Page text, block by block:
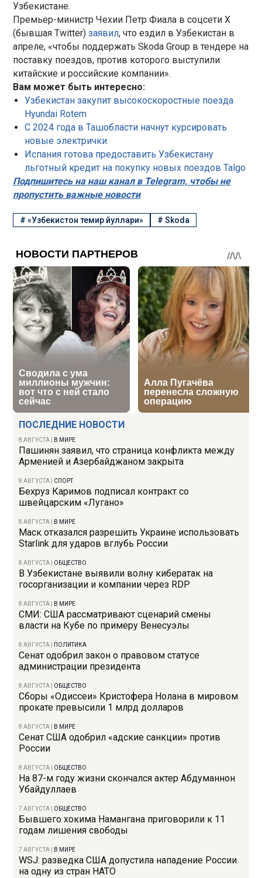
ПОСЛЕДНИЕ НОВОСТИ
8 АВГУСТА В МИРЕ
Пашинян заявил, что страница конфликта между
Арменией и Азербайджаном закрыта
8 АВГУСТА СПОРТ
Бехруз Каримов подписал контракт со
швейцарским «Лугано»
8 АВГУСТА В МИРЕ
Маск отказался разрешить Украине использовать
Starlink для ударов вглубь России
8 АВГУСТА ОБЩЕСТВО
В Узбекистане выявили волну кибератак на
госорганизации и компании через RDP
8 АВГУСТА В МИРЕ
СМИ: США рассматривают сценарий смены
власти на Кубе по примеру Венесуэлы
8 АВГУСТА ПОЛИТИКА
Сенат одобрил закон о правовом статусе
администрации президента
8 АВГУСТА ОБЩЕСТВО
Сборы «Одиссеи» Кристофера Нолана в мировом
прокате превысили 1 млрд долларов
8 АВГУСТА В МИРЕ
Сенат США одобрил «адские санкции» против
России
8 АВГУСТА ОБЩЕСТВО
На 87-м году жизни скончался актер Абдуманнон
Убайдуллаев
7 АВГУСТА ОБЩЕСТВО
Бывшего хокима Намангана приговорили к 11
годам лишения свободы
7 АВГУСТА В МИРЕ
WSJ: разведка США допустила нападение России
на одну из стран НАТО
Узбекистане.
Премьер-министр Чехии Петр Фиала в соцсети X
(бывшая Twitter)заявил, что ездил в Узбекистан в
апреле, «чтобы поддержать Skoda Group в тендере на
поставку поездов, против которого выступили
китайские и российские компании».
Вам может быть интересно:
Узбекистан закупит высокоскоростные поезда
Hyundai Rotem
С 2024 года в Ташобласти начнут курсировать
новые электрички
Испания готова предоставить Узбекистану
льготный кредит на покупку новых поездов Talgo
Подпишитесь на наш канал в Telegram, чтобы не
пропустить важные новости
#«Узбекистон темир йуллари» #Skoda